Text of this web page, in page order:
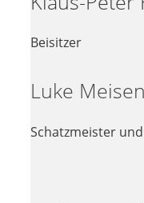
Beisitzer
Luke
Schatzmeister